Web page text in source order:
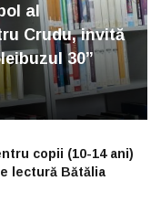
al
Crudu, invită
30”
copii (10-14 ani)
lectură Bătălia